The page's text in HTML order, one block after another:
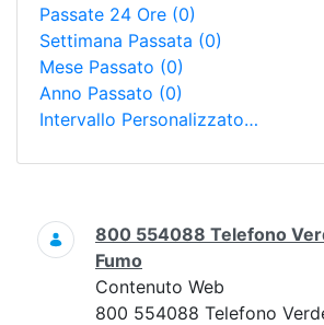
Passate 24 Ore (0)
Settimana Passata (0)
Mese Passato (0)
Anno Passato (0)
Intervallo Personalizzato…
Ricerca
800 554088 Telefono
Fumo
Contenuto Web
800 554088 Telefono